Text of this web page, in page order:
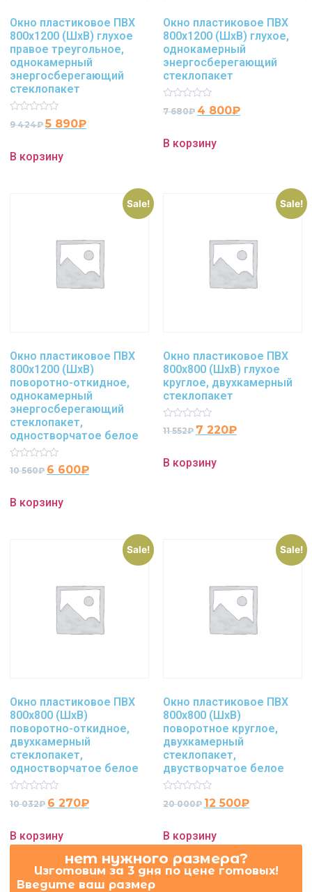
Окно пластиковое ПВХ
800х1200 (ШхВ) глухое
правое треугольное,
однокамерный
энергосберегающий
стеклопакет
Rated
0
5
9 424₽ 5 890₽
В корзину
Окно пластиковое ПВХ
800х1200 (ШхВ) глухое,
однокамерный
энергосберегающий
стеклопакет
Rated
0
5
7 680₽ 4 800₽
В корзину
Sale!
Окно пластиковое ПВХ
800х1200 (ШхВ)
поворотно-откидное,
однокамерный
энергосберегающий
стеклопакет,
одностворчатое белое
Rated
0
5
10 560₽ 6 600₽
В корзину
Sale!
Окно пластиковое ПВХ
800х800 (ШхВ) глухое
круглое, двухкамерный
стеклопакет
Rated
0
5
11 552₽ 7 220₽
В корзину
Sale!
Окно пластиковое ПВХ
800х800 (ШхВ)
поворотно-откидное,
двухкамерный
стеклопакет,
одностворчатое белое
Rated
0
5
10 032₽ 6 270₽
В корзину
Sale!
Окно пластиковое ПВХ
800х800 (ШхВ)
поворотное круглое,
двухкамерный
стеклопакет,
двустворчатое белое
Rated
0
5
20 000₽ 12 500₽
В корзину
нет нужного размера?
Изготовим за 3 дня по цене готовых!
Введите ваш размер